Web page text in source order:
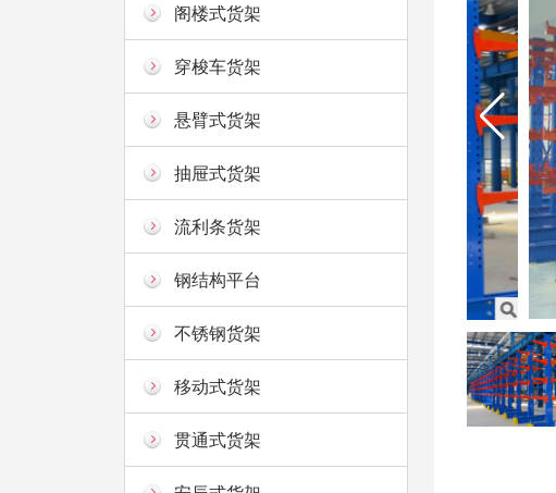
阁楼式货架
穿梭车货架
悬臂式货架
抽屉式货架
流利条货架
钢结构平台
不锈钢货架
移动式货架
贯通式货架